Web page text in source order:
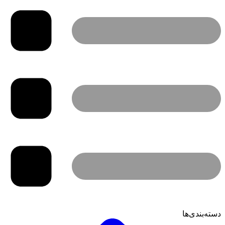
دسته‌بندی‌ها